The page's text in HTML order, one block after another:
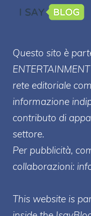
Questo sito è
ENTERTAINMENT
rete editoriale
informazione
contributo di
settore.
Per pubblicità,
collaborazioni:
This website is